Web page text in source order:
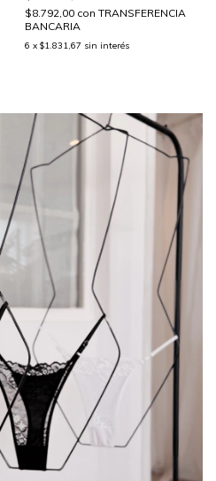
$8.792,00 con TRANSFERENCIA
BANCARIA
6 x $1.831,67 sin interés